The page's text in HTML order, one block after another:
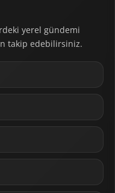
yerel gündemi
takip edebilirsiniz.